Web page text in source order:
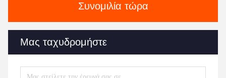
Συνομιλία τώρα
Μας ταχυδρομήστε